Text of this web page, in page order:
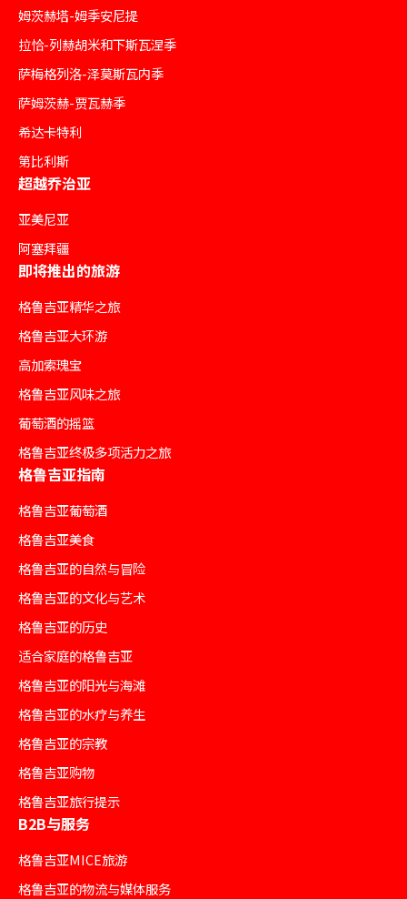
姆茨赫塔-姆季安尼提
拉恰-列赫胡米和下斯瓦涅季
萨梅格列洛-泽莫斯瓦内季
萨姆茨赫-贾瓦赫季
希达卡特利
第比利斯
超越乔治亚
亚美尼亚
阿塞拜疆
即将推出的旅游
格鲁吉亚精华之旅
格鲁吉亚大环游
高加索瑰宝
格鲁吉亚风味之旅
葡萄酒的摇篮
格鲁吉亚终极多项活力之旅
格鲁吉亚指南
格鲁吉亚葡萄酒
格鲁吉亚美食
格鲁吉亚的自然与冒险
格鲁吉亚的文化与艺术
格鲁吉亚的历史
适合家庭的格鲁吉亚
格鲁吉亚的阳光与海滩
格鲁吉亚的水疗与养生
格鲁吉亚的宗教
格鲁吉亚购物
格鲁吉亚旅行提示
B2B与服务
格鲁吉亚MICE旅游
格鲁吉亚的物流与媒体服务